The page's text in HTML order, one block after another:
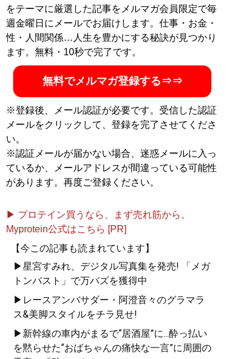
をテーマに厳選した記事をメルマガ会員限定で毎
週金曜日にメールでお届けします。仕事・お金・
性・人間関係…人生を豊かにする秘訣が見つかり
ます。無料・10秒で完了です。
無料でメルマガ登録する⇒⇒
※登録後、メール認証が必要です。受信した認証
メールをクリックして、登録を完了させてくださ
い。
※認証メールが届かない場合、迷惑メールに入っ
ているか、メールアドレスが間違っている可能性
があります。再度ご登録ください。
▶ プロテイン買うなら、まず売れ筋から。
Myprotein公式はこちら [PR]
【今この記事も読まれています】
▶星宮すみれ、デジタル写真集を発売! 「メガ
トンバスト」で万バズを獲得中
▶レースアンバサダー・阿澄音々のグラマラ
ス&美脚スタイルをチラ見せ!
▶新幹線の車内がまるで“居酒屋”に...酔っ払い
を黙らせた“おばちゃんの痛快な一言”に周囲の